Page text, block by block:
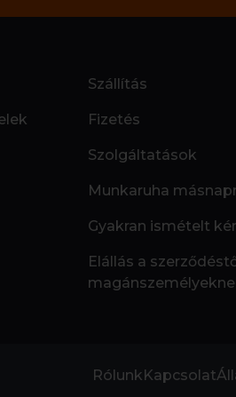
Szállítás
Fizetés
Szolgáltatások
Munkaruha
Gyakran ismételt
Elállás a
RólunkKapcsolat